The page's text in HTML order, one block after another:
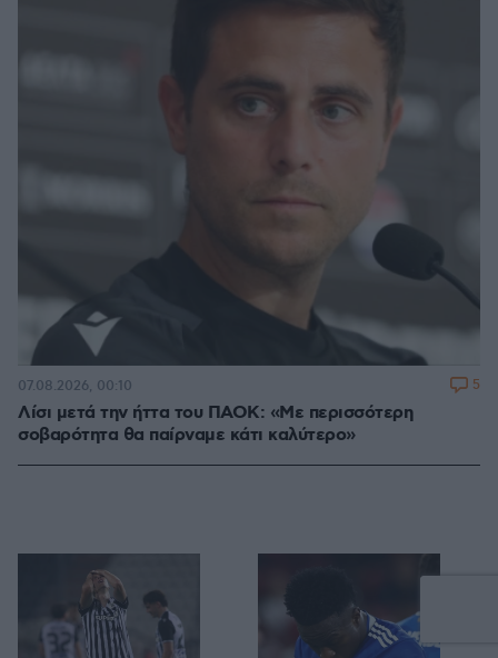
Λίσι μετά την ήττα του ΠΑΟΚ: «Με περισσότερη
σοβαρότητα θα παίρναμε κάτι καλύτερο»
07.08.2026, 00:10 5